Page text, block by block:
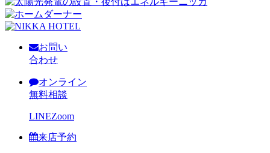
お問い
合わせ
オンライン
無料相談
LINEZoom
来店予約